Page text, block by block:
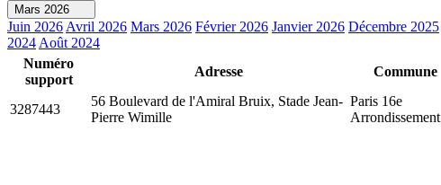
Mars 2026
Juin 2026 Avril 2026 Mars 2026 Février 2026 Janvier 2026 Décembre 2025
2024 Août 2024
Numéro
support
Adresse Commune
3287443
56 Boulevard de l'Amiral Bruix, Stade Jean-
Pierre Wimille
Paris 16e
Arrondissement